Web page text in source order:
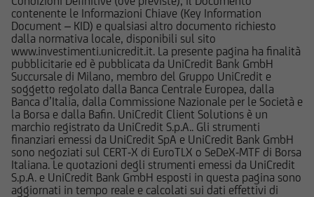
contenente le Informazioni Chiave (Key Information
Document – KID) e qualsiasi altro documento richiesto
dalla normativa locale, disponibili sul sito
www.investimenti.unicredit.it. La presente pagina ha finalità
pubblicitarie ed è pubblicata da UniCredit Bank GmbH
Succursale di Milano, membro del Gruppo UniCredit e
soggetto regolato dalla Banca Centrale Europea, dalla
Banca d’Italia, dalla Commissione Nazionale per le Società e
la Borsa e dalla Bafin. UniCredit Client Solutions è un
marchio registrato da UniCredit S.p.A.. Gli strumenti
finanziari emessi da UniCredit SpA e UniCredit Bank GmbH
sono negoziati sul CERT-X di EuroTLX o SeDeX-MTF di Borsa
Italiana. Le quotazioni degli strumenti emessi da UniCredit
S.p.A. e UniCredit Bank GmbH esposti in questa pagina sono
aggiornati in tempo reale e calcolati sui dati effettivi di
adeguato per l'utente; prima di effettuare
qualsiasi operazione, l'utente dovrà, pertanto,
valutare, in autonomia, la rilevanza delle
informazioni pubblicate sul Sito ai fini delle
proprie decisioni di investimento, alla luce dei
propri obiettivi di investimento, della propria
esperienza nel settore di investimento rilevante
per il tipo di strumento e servizio, della propria
situazione finanziaria e di qualsiasi altra
circostanza rilevante.